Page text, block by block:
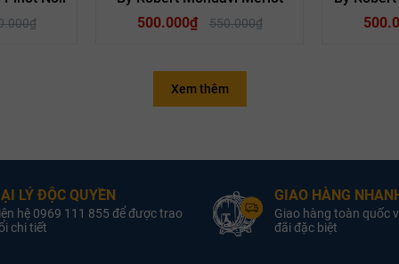
Nồng độ:
tích:
500.000₫
550.000₫
Nồng độ:
13.5%
Dung tích:
750ml
Xem thêm
LÝ ĐỘC QUYỀN
hệ 0969 111 855 để được trao
chi tiết
GIAO HÀNG
Giao hàng toàn quốc
đãi đặc biệt